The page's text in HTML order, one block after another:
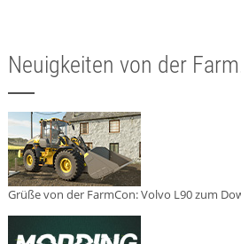
Neuigkeiten von der
Grüße von der FarmCon: Volvo L90 zum